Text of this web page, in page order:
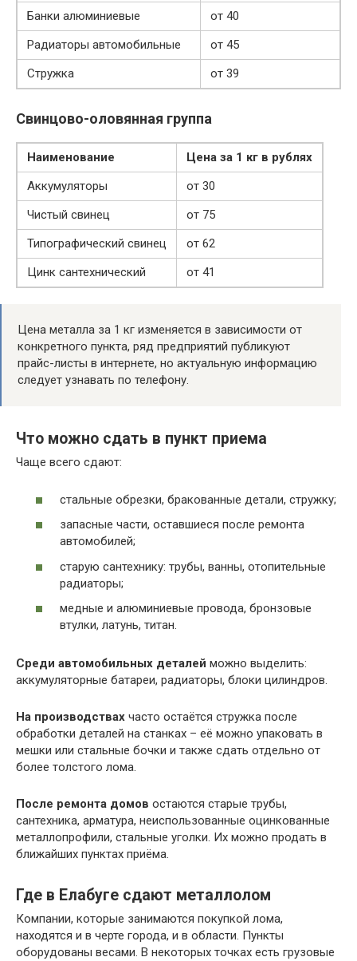
Банки алюминиевые
от 40
Радиаторы автомобильные
от 45
Стружка
от 39
Свинцово-оловянная группа
Наименование
Цена за 1 кг в рублях
Аккумуляторы
от 30
Чистый свинец
от 75
Типографический свинец
от 62
Цинк сантехнический
от 41
Цена металла за 1 кг изменяется в зависимости от
конкретного пункта, ряд предприятий публикуют
прайс-листы в интернете, но актуальную информацию
следует узнавать по телефону.
Что можно сдать в пункт приема
Чаще всего сдают:
стальные обрезки, бракованные детали, стружку;
запасные части, оставшиеся после ремонта
автомобилей;
старую сантехнику: трубы, ванны, отопительные
радиаторы;
медные и алюминиевые провода, бронзовые
втулки, латунь, титан.
Среди автомобильных деталей можно выделить:
аккумуляторные батареи, радиаторы, блоки цилиндров.
На производствах часто остаётся стружка после
обработки деталей на станках – её можно упаковать в
мешки или стальные бочки и также сдать отдельно от
более толстого лома.
После ремонта домов остаются старые трубы,
сантехника, арматура, неиспользованные оцинкованные
металлопрофили, стальные уголки. Их можно продать в
ближайших пунктах приёма.
Где в Елабуге сдают металлолом
Компании, которые занимаются покупкой лома,
находятся и в черте города, и в области. Пункты
оборудованы весами. В некоторых точках есть грузовые